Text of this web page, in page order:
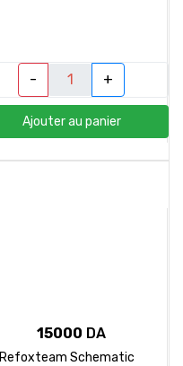
- +
Ajouter au panier
15000 DA
Refoxteam Schematic